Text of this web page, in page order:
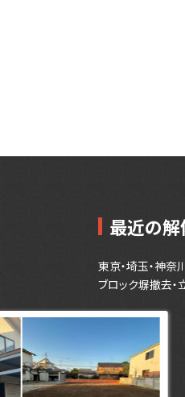
最近の
東京・埼玉・神奈
ブロック塀撤去・